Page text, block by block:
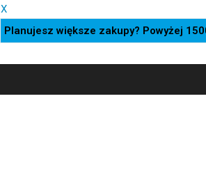
X
Planujesz większe zakupy? Powyżej